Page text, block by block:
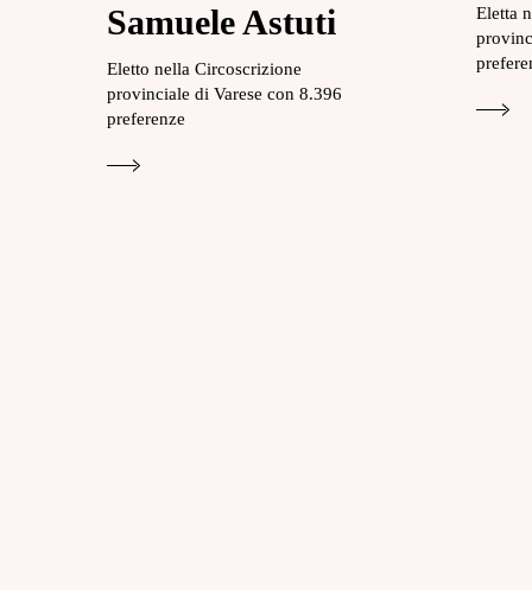
Samuele Astuti
Eletto nella Circoscrizione
provinciale di Varese con 8.396
preferenze
Eletta